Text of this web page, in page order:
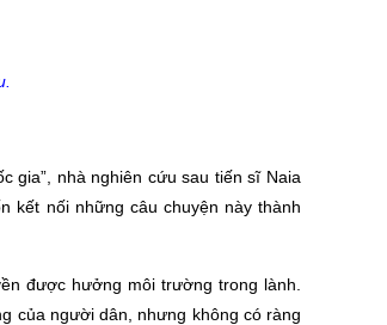
gia”, nhà nghiên cứu sau tiến sĩ Naia
kết nối những câu chuyện này thành
được hưởng môi trường trong lành.
của người dân, nhưng không có ràng